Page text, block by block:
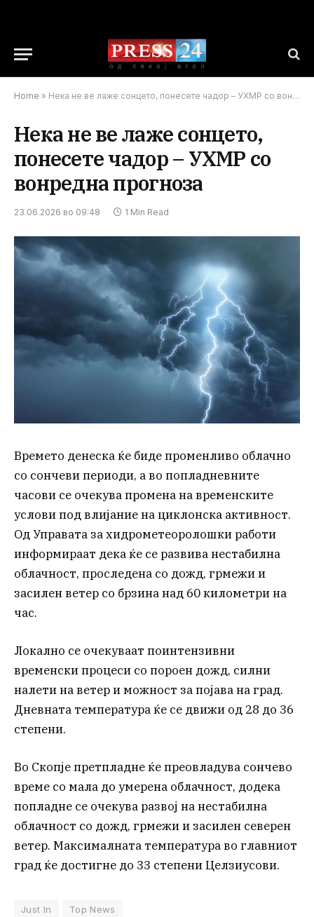
Home » Нека не ве лаже сонцето, понесете чадор – УХМР со вонредна прогноза
Нека не ве лаже сонцето,
понесете чадор – УХМР со
вонредна прогноза
23.06.2026 во 09:48 1 Min Read
Времето денеска ќе биде променливо облачно
со сончеви периоди, а во попладневните
часови се очекува промена на временските
услови под влијание на циклонска активност.
Од Управата за хидрометеоролошки работи
информираат дека ќе се развива нестабилна
облачност, проследена со дожд, грмежи и
засилен ветер со брзина над 60 километри на
час.
Локално се очекуваат поинтензивни
временски процеси со пороен дожд, силни
налети на ветер и можност за појава на град.
Дневната температура ќе се движи од 28 до 36
степени.
Во Скопје претпладне ќе преовладува сончево
време со мала до умерена облачност, додека
попладне се очекува развој на нестабилна
облачност со дожд, грмежи и засилен северен
ветер. Максималната температура во главниот
град ќе достигне до 33 степени Целзиусови.
Just In Top News